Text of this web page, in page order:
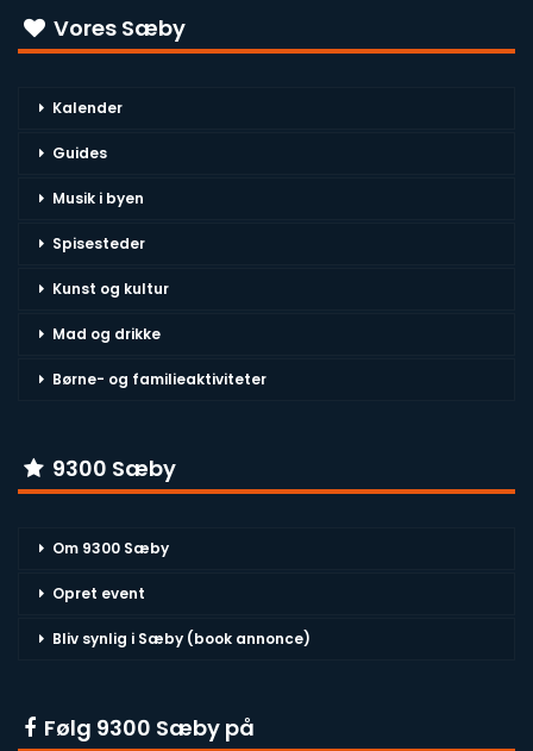
Vores Sæby
Kalender
Guides
Musik i byen
Spisesteder
Kunst og kultur
Mad og drikke
Børne- og familieaktiviteter
9300 Sæby
Om 9300 Sæby
Opret event
Bliv synlig i Sæby (book annonce)
Følg 9300 Sæby på